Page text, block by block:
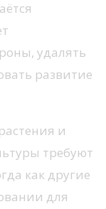
удалять
развитие
и
требуют
как другие
для